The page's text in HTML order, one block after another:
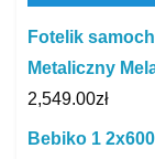
Fotelik
Metaliczny
2,549.00zł
Bebiko 1